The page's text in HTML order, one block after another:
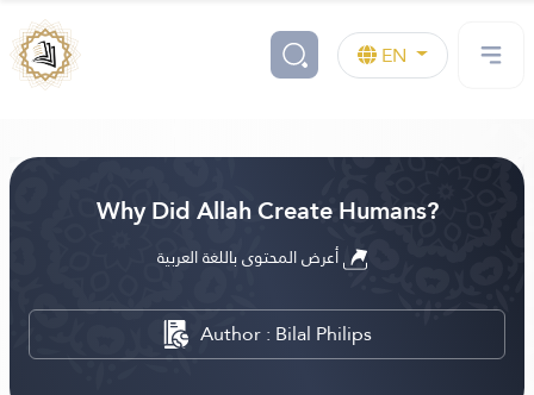
EN
Why Did Allah Create Humans?
Author : Bilal Philips